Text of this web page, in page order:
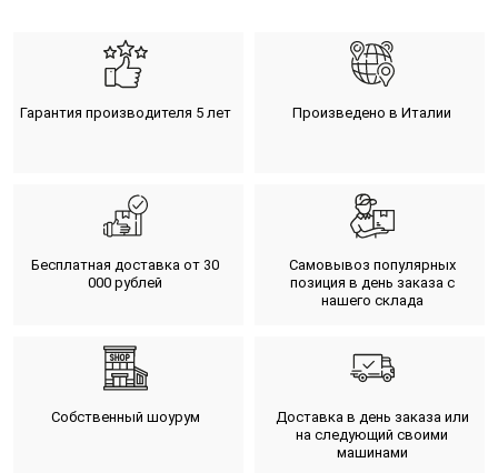
Гарантия производителя 5 лет Произведено в Италии
Бесплатная доставка от 30
000 рублей
Самовывоз популярных
позиция в день заказа с
нашего склада
Собственный шоурум
Доставка в день заказа или
на следующий своими
машинами